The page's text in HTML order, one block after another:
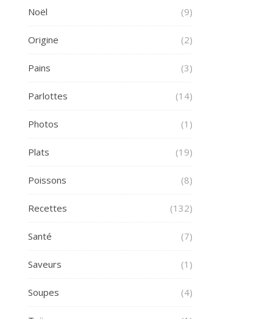
Noël (9)
Origine (2)
Pains (3)
Parlottes (14)
Photos (1)
Plats (19)
Poissons (8)
Recettes (132)
Santé (7)
Saveurs (1)
Soupes (4)